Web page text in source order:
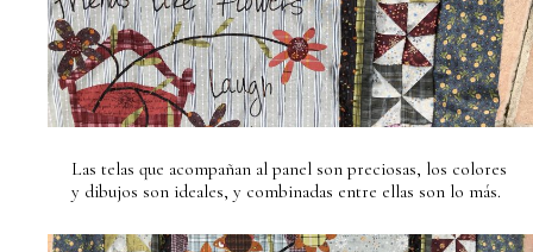
Las telas que acompañan al panel son preciosas, los colores
y dibujos son ideales, y combinadas entre ellas son lo más.